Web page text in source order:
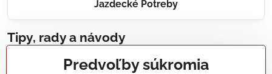
Jazdecké Potreby
Tipy, rady a návody
Realizácie záhradných jazierok, bazénov, fontán,
Predvoľby súkromia